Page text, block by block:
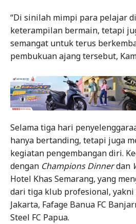
“Di sinilah mimpi para pelajar
keterampilan bermain, tetapi
semangat untuk terus
pembukuan ajang tersebut,
Selama tiga hari
hanya bertanding, tetapi juga
kegiatan pengembangan diri.
dengan Champions Dinnerdan
Hotel Khas Semarang, yang
dari tiga klub profesional, yakni
Jakarta, Fafage Banua FC
Steel FC Papua.